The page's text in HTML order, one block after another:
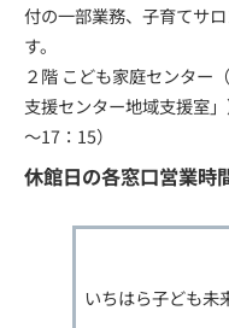
付の一部業務、子育てサ
す。
２階 こども家庭センター
支援センター地域支援室
～17：15）
休館日の各窓口営業時
いちはら子ども未